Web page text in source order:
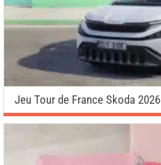
Jeu Tour de France Skoda